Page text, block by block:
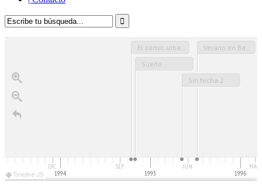
Timeline JS
Sueño
Sin fecha 2
1994 1995 1996
DIC. SEP. JUN. MAR.